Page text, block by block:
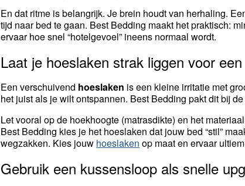
En dat ritme is belangrijk. Je brein houdt van herhaling.
tijd naar bed te gaan. Best Bedding maakt het praktisch:
ervaar hoe snel “hotelgevoel” ineens normaal wordt.
Laat je hoeslaken strak liggen voor
Een verschuivend hoeslaken is een kleine irritatie met
het juist als je wilt ontspannen. Best Bedding pakt dit bij
Let vooral op de hoekhoogte (matrasdikte) en het
Best Bedding kies je het hoeslaken dat jouw bed “stil”
wegzakken. Kies jouw hoeslaken op maat en ervaar
Gebruik een kussensloop als snelle